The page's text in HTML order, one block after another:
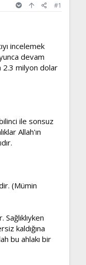
#1
incelemek
devam
2.3 milyon dolar
ile sonsuz
Allah'ın
(Mümin
kaldığına
bu ahlakı bir